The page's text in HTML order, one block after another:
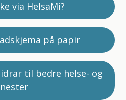
via HelsaMi?
på papir
til bedre helse- og